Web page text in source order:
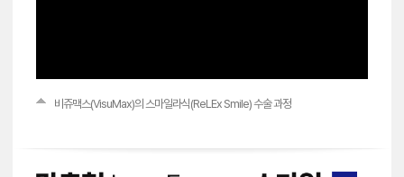
비쥬맥스(VisuMax)의 스마일라식(ReLEx Smile) 수술 과정